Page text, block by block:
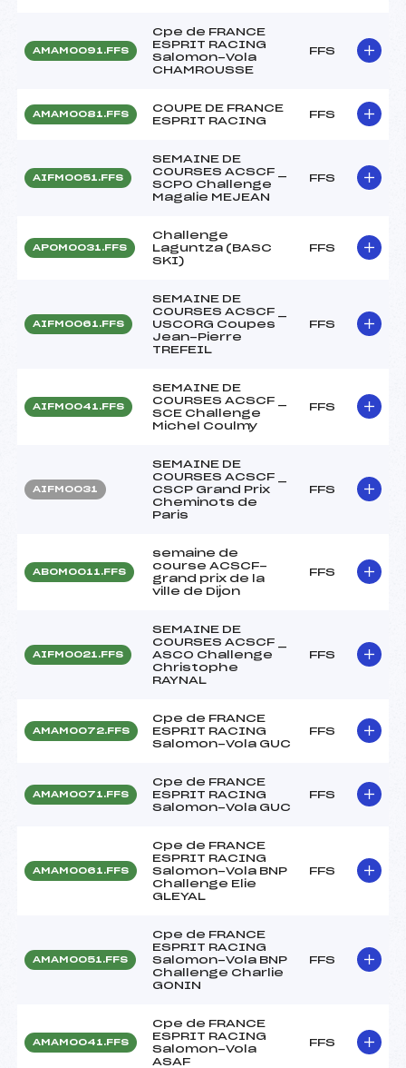
AMAM0091.FFS
Cpe de FRANCE
ESPRIT RACING
Salomon-Vola
CHAMROUSSE
FFS
AMAM0081.FFS
COUPE DE FRANCE
ESPRIT RACING
FFS
AIFM0051.FFS
SEMAINE DE
COURSES ACSCF _
SCPO Challenge
Magalie MEJEAN
FFS
APOM0031.FFS
Challenge
Laguntza (BASC
SKI)
FFS
AIFM0061.FFS
SEMAINE DE
COURSES ACSCF _
USCORG Coupes
Jean-Pierre
TREFEIL
FFS
AIFM0041.FFS
SEMAINE DE
COURSES ACSCF _
SCE Challenge
Michel Coulmy
FFS
AIFM0031
SEMAINE DE
COURSES ACSCF _
CSCP Grand Prix
Cheminots de
Paris
FFS
ABOM0011.FFS
semaine de
course ACSCF-
grand prix de la
ville de Dijon
FFS
AIFM0021.FFS
SEMAINE DE
COURSES ACSCF _
ASCO Challenge
Christophe
RAYNAL
FFS
AMAM0072.FFS
Cpe de FRANCE
ESPRIT RACING
Salomon-Vola GUC
FFS
AMAM0071.FFS
Cpe de FRANCE
ESPRIT RACING
Salomon-Vola GUC
FFS
AMAM0061.FFS
Cpe de FRANCE
ESPRIT RACING
Salomon-Vola BNP
Challenge Elie
GLEYAL
FFS
AMAM0051.FFS
Cpe de FRANCE
ESPRIT RACING
Salomon-Vola BNP
Challenge Charlie
GONIN
FFS
AMAM0041.FFS
Cpe de FRANCE
ESPRIT RACING
Salomon-Vola
ASAF
FFS